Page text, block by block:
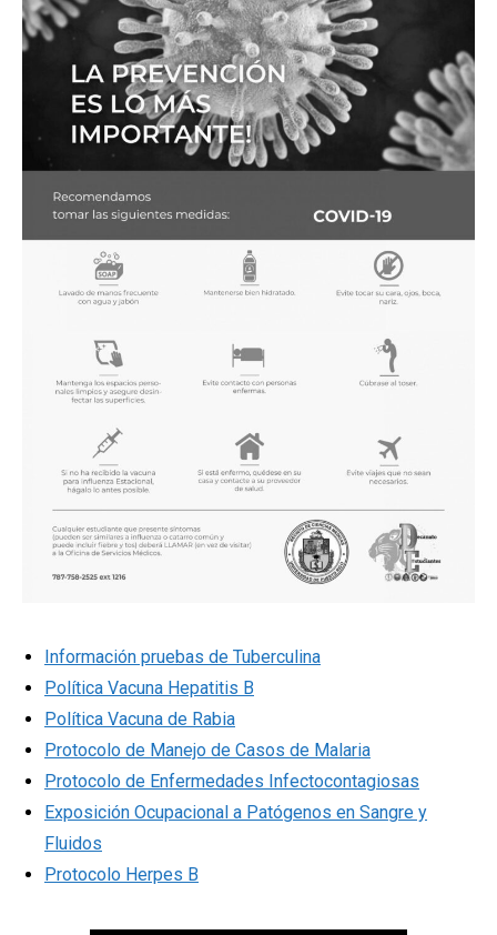
Información pruebas de Tuberculina
Política Vacuna Hepatitis B
Política Vacuna de Rabia
Protocolo de Manejo de Casos de Malaria
Protocolo de Enfermedades Infectocontagiosas
Exposición Ocupacional a Patógenos en Sangre y
Fluidos
Protocolo Herpes B